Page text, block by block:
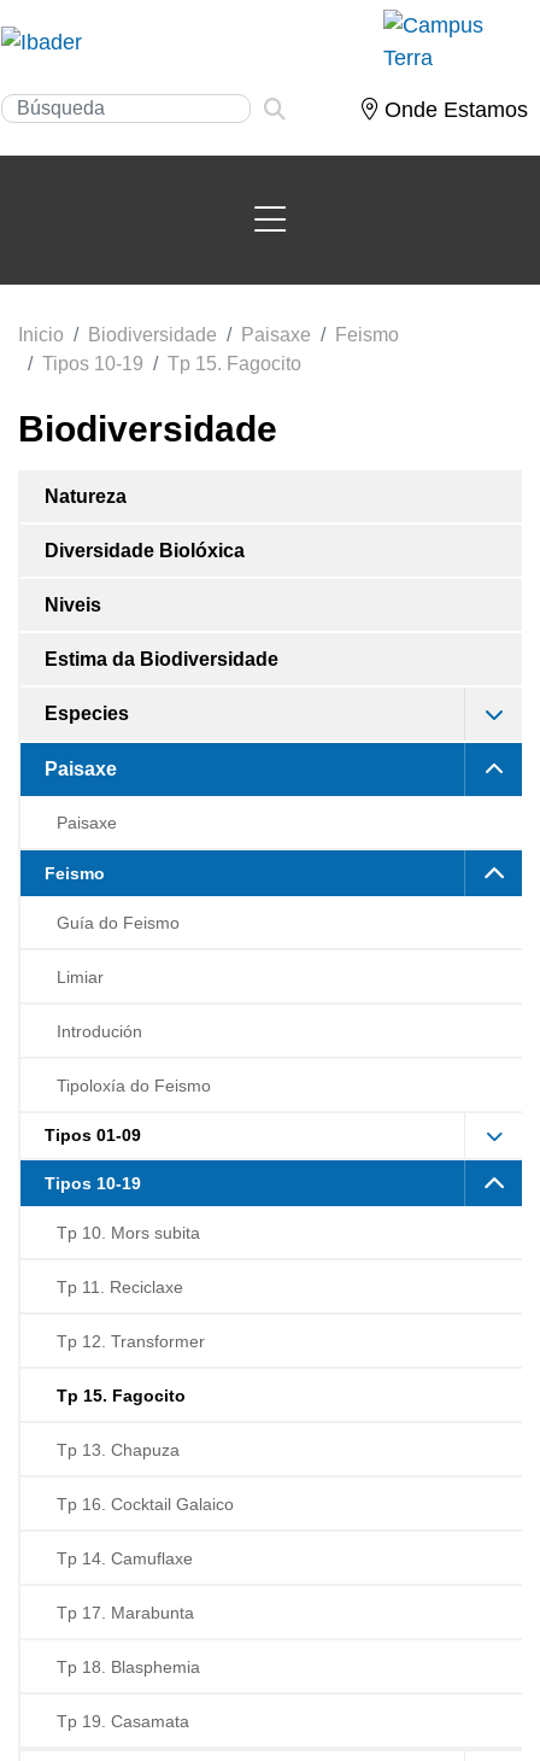
Onde Estamos
Inicio Biodiversidade Paisaxe
Feismo
Tipos 10-19
Tp 15. Fagocito
Biodiversidade
Natureza
Diversidade Biolóxica
Niveis
Estima da Biodiversidade
Especies
Paisaxe
Paisaxe
Feismo
Guía do Feismo
Limiar
Introdución
Tipoloxía do Feismo
Tipos 01-09
Tipos 10-19
Tp 10. Mors subita
Tp 11. Reciclaxe
Tp 12. Transformer
Tp 15. Fagocito
Tp 13. Chapuza
Tp 16. Cocktail Galaico
Tp 14. Camuflaxe
Tp 17. Marabunta
Tp 18. Blasphemia
Tp 19. Casamata